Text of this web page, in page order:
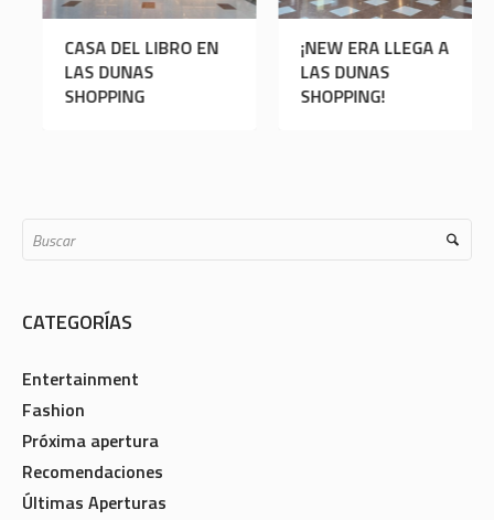
CASA DEL LIBRO EN
LAS DUNAS
SHOPPING
¡NEW ERA LLEGA A
LAS DUNAS
SHOPPING!
CATEGORÍAS
Entertainment
Fashion
Próxima apertura
Recomendaciones
Últimas Aperturas